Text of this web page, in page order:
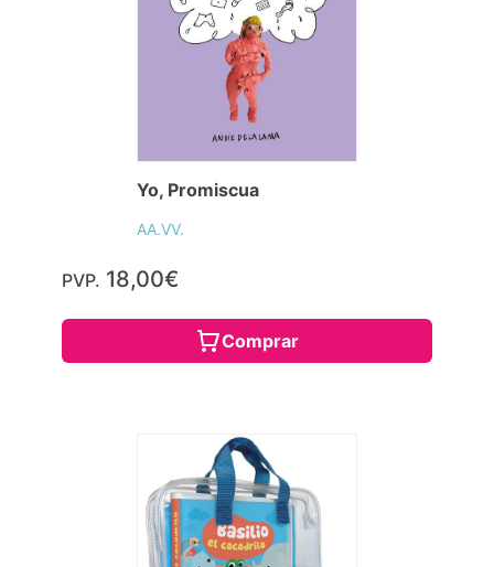
Yo, Promiscua
AA.VV.
PVP. 18,00€
Comprar